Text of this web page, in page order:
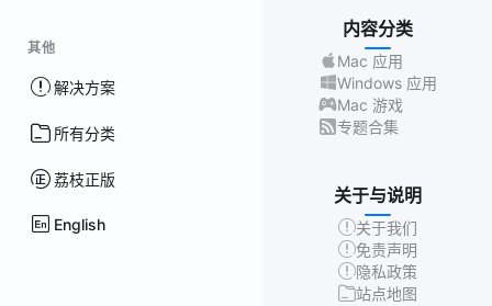
其他
解决方案
所有分类
荔枝正版
English
内容分类
Mac 应用
Windows 应用
Mac 游戏
专题合集
关于与说明
关于我们
免责声明
隐私政策
站点地图